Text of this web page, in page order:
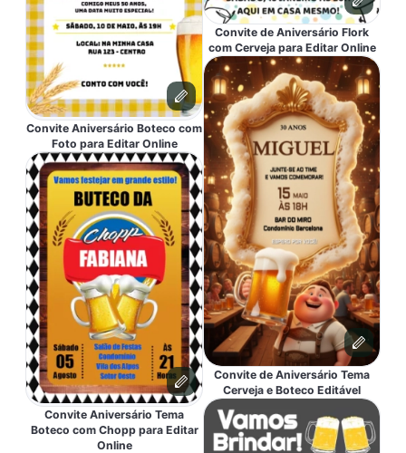
Convite Aniversário Boteco com
Foto para Editar Online
Convite Aniversário Tema
Boteco com Chopp para Editar
Online
Convite de Aniversário Flork
com Cerveja para Editar Online
Convite de Aniversário Tema
Cerveja e Boteco Editável